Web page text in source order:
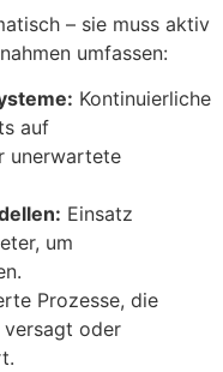
– sie muss aktiv
umfassen:
Kontinuierliche
auf
unerwartete
Einsatz
um
Prozesse, die
versagt oder